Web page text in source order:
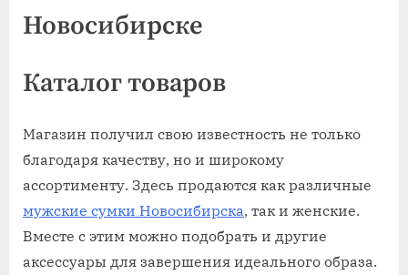
Каталог товаров
Магазин получил свою известность не только
благодаря качеству, но и широкому
ассортименту. Здесь продаются как различные
мужские сумки Новосибирска, так и женские.
Вместе с этим можно подобрать и другие
аксессуары для завершения идеального образа.